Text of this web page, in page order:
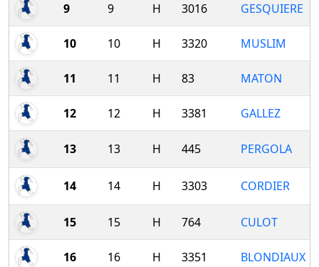
9 9 H 3016 GESQUIERE
10 10 H 3320 MUSLIM
11 11 H 83 MATON
12 12 H 3381 GALLEZ
13 13 H 445 PERGOLA
14 14 H 3303 CORDIER
15 15 H 764 CULOT
16 16 H 3351 BLONDIAUX